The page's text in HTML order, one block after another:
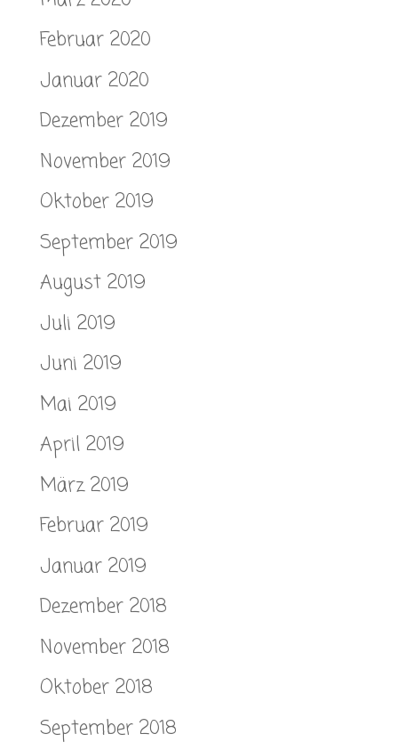
Februar 2020
Januar 2020
Dezember 2019
November 2019
Oktober 2019
September 2019
August 2019
Juli 2019
Juni 2019
Mai 2019
April 2019
März 2019
Februar 2019
Januar 2019
Dezember 2018
November 2018
Oktober 2018
September 2018